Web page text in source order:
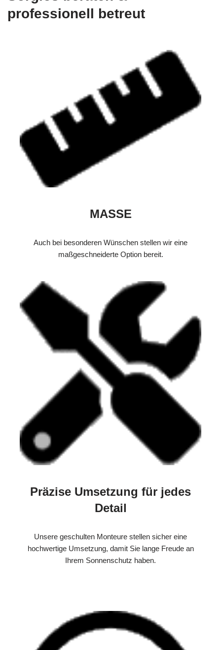
professionell betreut
MASSE
Auch bei besonderen Wünschen stellen wir eine
maßgeschneiderte Option bereit.
Präzise Umsetzung für jedes
Detail
Unsere geschulten Monteure stellen sicher eine
hochwertige Umsetzung, damit Sie lange Freude an
Ihrem Sonnenschutz haben.